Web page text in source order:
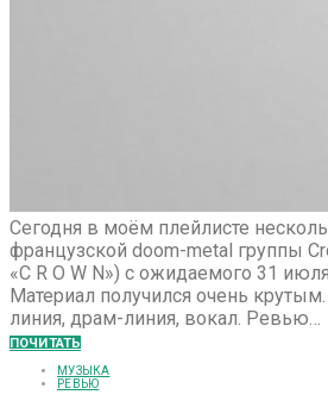
Сегодня в моём плейлисте
французской doom-metal группы
«C R O W N») с ожидаемого 31
Материал получился очень
линия, драм-линия, вокал. Ревью…
ПОЧИТАТЬ
МУЗЫКА
РЕВЬЮ